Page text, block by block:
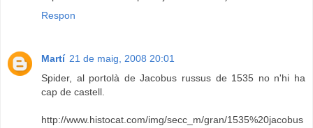
Respon
Martí 21 de maig, 2008 20:01
Spider, al portolà de Jacobus russus de 1535 no n'hi ha
cap de castell.
http://www.histocat.com/img/secc_m/gran/1535%20jacobus